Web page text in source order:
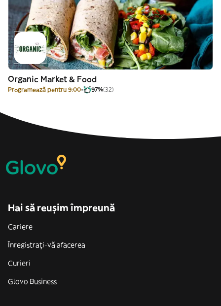
Organic Market & Food
Programează pentru 9:00 97%(32)
Hai să reușim împreună
Cariere
Înregistrați-vă afacerea
Curieri
Glovo Business